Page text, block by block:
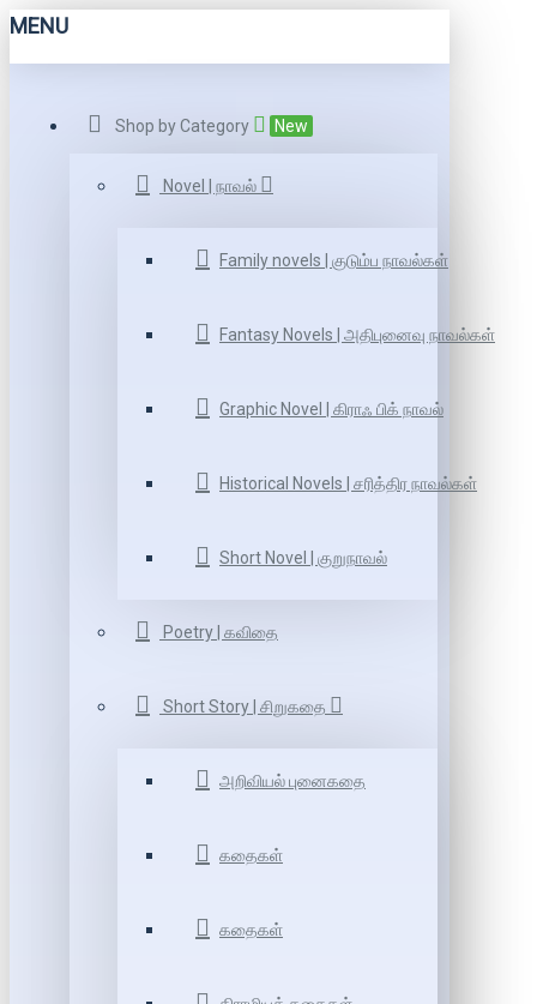
MENU
Shop by Category New
Novel | நாவல்
Family novels | குடும்ப நாவல்கள்
Fantasy Novels | அதிபுனைவு நாவல்கள்
Graphic Novel | கிராஃ பிக் நாவல்
Historical Novels | சரித்திர நாவல்கள்
Short Novel | குறுநாவல்
Poetry | கவிதை
Short Story | சிறுகதை
அறிவியல் புனைகதை
கதைகள்
கதைகள்